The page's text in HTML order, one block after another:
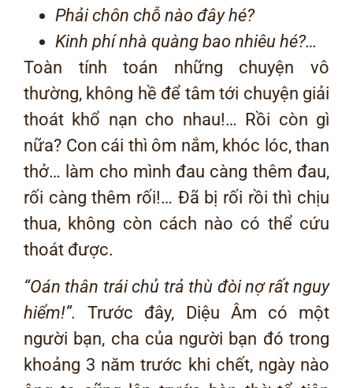
Phải chôn chỗ nào đây hé?
Kinh phí nhà quàng bao nhiêu hé?…
Toàn tính toán những chuyện vô
thường, không hề để tâm tới chuyện giải
thoát khổ nạn cho nhau!… Rồi còn gì
nữa? Con cái thì ôm nắm, khóc lóc, than
thở… làm cho mình đau càng thêm đau,
rối càng thêm rối!… Đã bị rối rồi thì chịu
thua, không còn cách nào có thể cứu
thoát được.
“Oán thân trái chủ trả thù đòi nợ rất nguy
hiểm!”.
Trước đây, Diệu Âm có một
người bạn, cha của người bạn đó trong
khoảng 3 năm trước khi chết, ngày nào